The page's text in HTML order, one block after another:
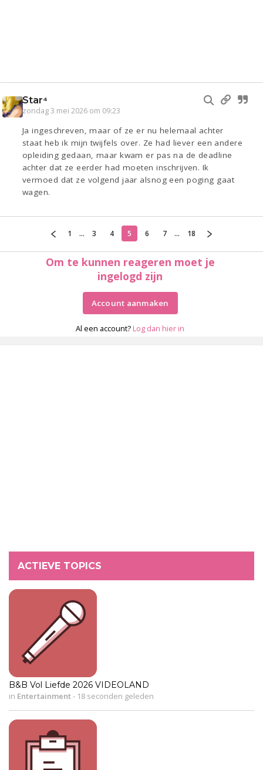
Star⁴
zondag 3 mei 2026 om 09:23
Ja ingeschreven, maar of ze er nu helemaal achter
staat heb ik mijn twijfels over. Ze had liever een andere
opleiding gedaan, maar kwam er pas na de deadline
achter dat ze eerder had moeten inschrijven. Ik
vermoed dat ze volgend jaar alsnog een poging gaat
wagen.
1 ... 3 4 5 6 7 ... 18
Om te kunnen reageren moet je
ingelogd zijn
Account aanmaken
Al een account? Log dan hier in
ACTIEVE TOPICS
B&B Vol Liefde 2026 VIDEOLAND
in Entertainment- 18 seconden geleden